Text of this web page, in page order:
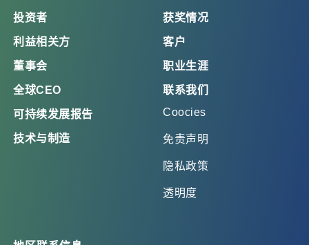
投资者
利益相关方
董事会
全球CEO
可持续发展报告
技术与制造
获奖情况
客户
职业生涯
联系我们
Coocies
免责声明
隐私政策
透明度